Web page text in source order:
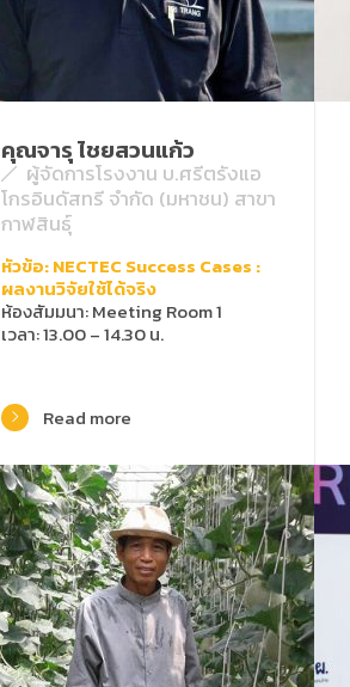
คุณจารุ ไชยสวนแก้ว
ผู้จัดการโรงงาน บ.ศรีตรังแอ
โกรอินดัสทรี จำกัด (มหาชน) สาขา
กาฬสินธุ์
หัวข้อ: NECTEC Success Cases :
ผลงานวิจัยใช้ได้จริง
ห้องสัมมนา: Meeting Room 1
เวลา: 13.00 – 14.30 น.
Read more